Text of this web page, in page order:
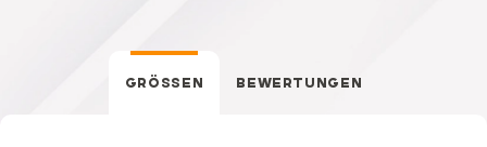
GRÖSSEN BEWERTUNGEN